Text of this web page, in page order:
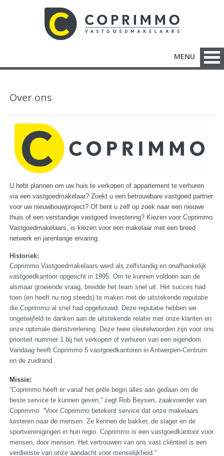
MENU
Over ons
U hebt plannen om uw huis te verkopen of appartement te verhuren
via een vastgoedmakelaar? Zoekt u een betrouwbare vastgoed partner
voor uw nieuwbouwproject? Of bent u zelf op zoek naar een nieuwe
thuis of een verstandige vastgoed investering? Kiezen voor Coprimmo
Vastgoedmakelaars, is kiezen voor een makelaar met een breed
netwerk en jarenlange ervaring.
Historiek:
Coprimmo Vastgoedmakelaars werd als zelfstandig en onafhankelijk
vastgoedkantoor opgericht in 1995. Om te kunnen voldoen aan de
alsmaar groeiende vraag, breidde het team snel uit. Het succes had
toen (en heeft nu nog steeds) te maken met de uitstekende reputatie
die Coprimmo al snel had opgebouwd. Deze reputatie hebben we
ongetwijfeld te danken aan de uitstekende relatie met onze klanten en
onze optimale dienstverlening. Deze twee sleutelwoorden zijn voor ons
prioriteit nummer 1 bij het verkopen of verhuren van een eigendom.
Vandaag heeft Coprimmo 5 vastgoedkantoren in Antwerpen-Centrum
en de zuidrand.
Missie:
“Coprimmo heeft er vanaf het prille begin alles aan gedaan om de
beste service te kunnen geven,” zegt Rob Beysen, zaakvoerder van
Coprimmo. “Voor Coprimmo betekent service dat onze makelaars
luisteren naar de mensen. Ze kennen de bakker, de slager en de
sportverenigingen in hun regio. Coprimmo is een vastgoedkantoor voor
mensen, door mensen. Het vertrouwen van ons vast cliënteel is een
verdienste van onze aandacht voor menselijkheid.”